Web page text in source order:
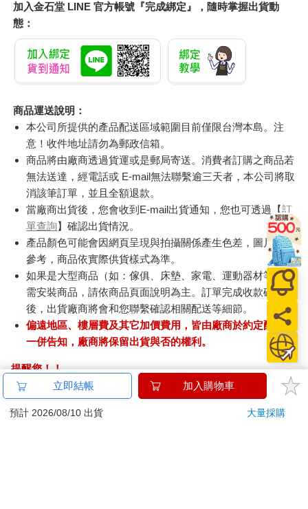
加入金石堂 LINE 官方帳號『完成綁定』，隨時掌握出貨動
態：
商品運送說明：
本公司所提供的產品配送區域範圍目前僅限台灣本島。注
意！收件地址請勿為郵政信箱。
商品將由廠商透過貨運或是郵局寄送。消費者訂購之商品若
無法送達，經電話或 E-mail無法聯繫逾三天者，本公司將取
消該筆訂單，並且全額退款。
當廠商出貨後，您會收到E-mail出貨通知，您也可透過【訂
單查詢】確認出貨情況。
產品顏色可能會因網頁呈現與拍攝關係產生色差，圖片僅供
參考，商品依實際供貨樣式為準。
如果是大型商品（如：傢俱、床墊、家電、運動器材等）及
需安裝商品，請依商品頁面說明為主。訂單完成收款確認
後，出貨廠商將會和您聯繫確認相關配送等細節。
偏遠地區、樓層費及其它加價費用，皆由廠商於約定配送時
一併告知，廠商將保留出貨與否的權利。
提醒您！！
金石堂及銀行均不會請您操作ATM! 如接獲電話要求您前往
ATM提款機，請不要聽從指示，以免受騙上當！
立即結帳 加入購物車
預計 2026/08/10 出貨 大量採購